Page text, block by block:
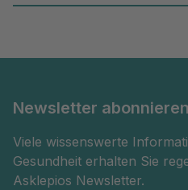
Newsletter abonnieren
Viele wissenswerte
Gesundheit erhalten Sie
Asklepios Newsletter.